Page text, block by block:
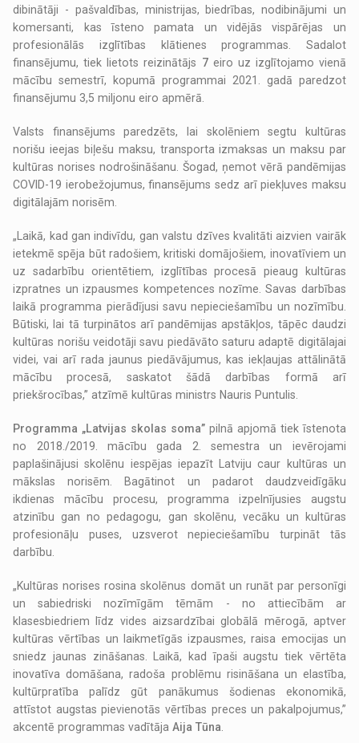
dibinātāji - pašvaldības, ministrijas, biedrības, nodibinājumi un
komersanti, kas īsteno pamata un vidējās vispārējas un
profesionālās izglītības klātienes programmas. Sadalot
finansējumu, tiek lietots reizinātājs 7eiro uz izglītojamo vienā
mācību semestrī, kopumā programmai 2021. gadā paredzot
finansējumu 3,5 miljonu eiro apmērā.
Valsts finansējums paredzēts, lai skolēniem segtu kultūras
norišu ieejas biļešu maksu, transporta izmaksas un maksu par
kultūras norises nodrošināšanu. Šogad, ņemot vērā pandēmijas
COVID-19 ierobežojumus, finansējums sedz arī piekļuves maksu
digitālajām norisēm.
„Laikā, kad gan indivīdu, gan valstu dzīves kvalitāti aizvien vairāk
ietekmē spēja būt radošiem, kritiski domājošiem, inovatīviem un
uz sadarbību orientētiem, izglītības procesā pieaug kultūras
izpratnes un izpausmes kompetences nozīme. Savas darbības
laikā programma pierādījusi savu nepieciešamību un nozīmību.
Būtiski, lai tā turpinātos arī pandēmijas apstākļos, tāpēc daudzi
kultūras norišu veidotāji savu piedāvāto saturu adaptē digitālajai
videi, vai arī rada jaunus piedāvājumus, kas iekļaujas attālinātā
mācību procesā, saskatot šādā darbības formā arī
priekšrocības,” atzīmē kultūras ministrs Nauris Puntulis.
Programma „Latvijas skolas soma” pilnā apjomā tiek īstenota
no 2018./2019. mācību gada 2. semestra un ievērojami
paplašinājusi skolēnu iespējas iepazīt Latviju caur kultūras un
mākslas norisēm. Bagātinot un padarot daudzveidīgāku
ikdienas mācību procesu, programma izpelnījusies augstu
atzinību gan no pedagogu, gan skolēnu, vecāku un kultūras
profesionāļu puses, uzsverot nepieciešamību turpināt tās
darbību.
„Kultūras norises rosina skolēnus domāt un runāt par personīgi
un sabiedriski nozīmīgām tēmām - no attiecībām ar
klasesbiedriem līdz vides aizsardzībai globālā mērogā, aptver
kultūras vērtības un laikmetīgās izpausmes, raisa emocijas un
sniedz jaunas zināšanas. Laikā, kad īpaši augstu tiek vērtēta
inovatīva domāšana, radoša problēmu risināšana un elastība,
kultūrpratība palīdz gūt panākumus šodienas ekonomikā,
attīstot augstas pievienotās vērtības preces un pakalpojumus,”
akcentē programmas vadītājaAija Tūna.